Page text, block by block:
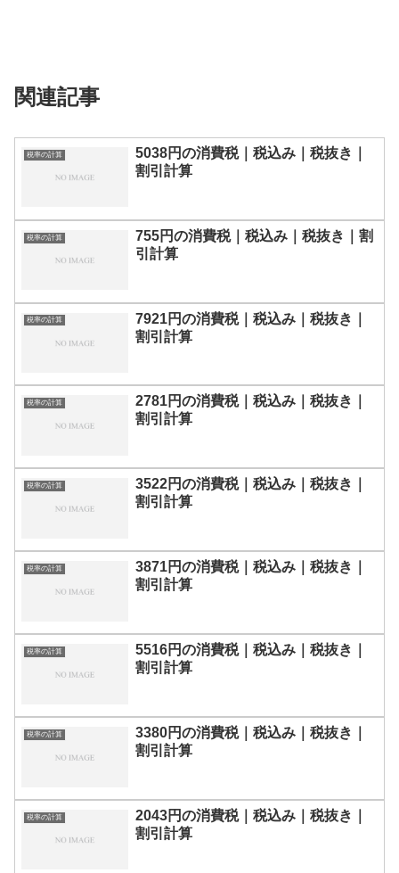
関連記事
税率の計算
5038円の消費税｜税込み｜税抜き｜
割引計算
税率の計算
755円の消費税｜税込み｜税抜き｜割
引計算
税率の計算
7921円の消費税｜税込み｜税抜き｜
割引計算
税率の計算
2781円の消費税｜税込み｜税抜き｜
割引計算
税率の計算
3522円の消費税｜税込み｜税抜き｜
割引計算
税率の計算
3871円の消費税｜税込み｜税抜き｜
割引計算
税率の計算
5516円の消費税｜税込み｜税抜き｜
割引計算
税率の計算
3380円の消費税｜税込み｜税抜き｜
割引計算
税率の計算
2043円の消費税｜税込み｜税抜き｜
割引計算